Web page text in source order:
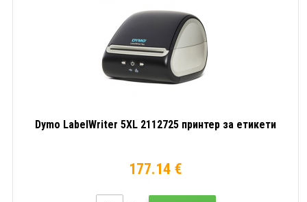
Dymo LabelWriter 5XL 2112725 принтер за етикети
177.14 €